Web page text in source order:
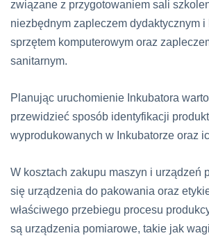
związane z przygotowaniem sali
niezbędnym zapleczem dydaktycznym
sprzętem komputerowym oraz
sanitarnym.
Planując uruchomienie Inkubatora
przewidzieć sposób identyfikacji
wyprodukowanych w Inkubatorze oraz
W kosztach zakupu maszyn i urządzeń
się urządzenia do pakowania oraz
właściwego przebiegu procesu
są urządzenia pomiarowe, takie jak